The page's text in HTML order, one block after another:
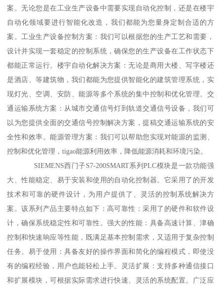
案。无论您是在工业生产设备中需要实现自动化控制，还是在楼宇
自动化领域要进行智能化改造，我们都能为您量身定制合适的方
案。工业生产设备控制方案：我们可以根据您的生产工艺和需要，
设计并实现一套稳定的控制系统，确保您的生产设备在工作状态下
都能正常运行。楼宇自动化解决方案：无论是商用大楼、写字楼还
是酒店、等建筑物，我们都能为您提供智能化的建筑管理系统，实
现灯光、空调、安防、能源等多个系统的集中控制和优化管理。交
通运输系统方案：从城市交通信号灯到轨道交通信号设备，我们可
以为您提供全面的交通信号控制解决方案，提稿交通运输系统的安
全性和效率。能源管理方案：我们可以帮助您实现对能源的监测、
控制和优化管理，tigao能源利用效率，降低能源消耗和环境污染。
SIEMENS西门子S7-200SMART系列PLC模块是一款功能强
大、性能稳定、易于安装和使用的自动化控制器。它采用了的开发
技术和可靠的硬件设计，为用户提供了、灵活的控制系统解决方
案。该系列产品主要特点如下：高可靠性：采用了的硬件和软件设
计，确保系统稳定性和可靠性。强大的性能：具备高速计算、津确
控制和快速响应等性能，既满足基本控制需求，又适用于复杂控制
任务。易于使用：具备友好的操作界面和简化的编程模式，即使没
有的编程经验，用户也能轻松上手。灵活扩展：支持多种通信接口
和扩展模块，可根据实际需求进行快速、灵活的系统配置。广泛应